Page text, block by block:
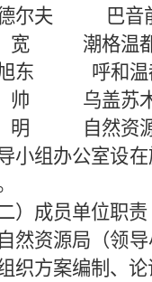
夫 巴音前达
潮格温都尔
呼和温都尔
乌盖苏木党
自然资源
组办公室设在
成员单位职责
资源局（领导
织方案编制、